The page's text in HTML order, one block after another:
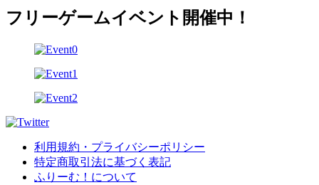
フリーゲームイベント開催中！
利用規約・プライバシーポリシー
特定商取引法に基づく表記
ふりーむ！について